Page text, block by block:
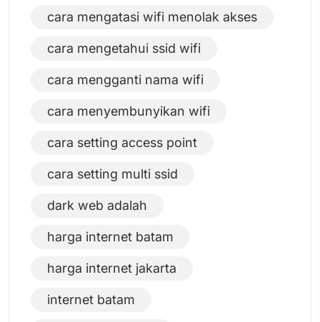
cara mengatasi wifi menolak akses
cara mengetahui ssid wifi
cara mengganti nama wifi
cara menyembunyikan wifi
cara setting access point
cara setting multi ssid
dark web adalah
harga internet batam
harga internet jakarta
internet batam